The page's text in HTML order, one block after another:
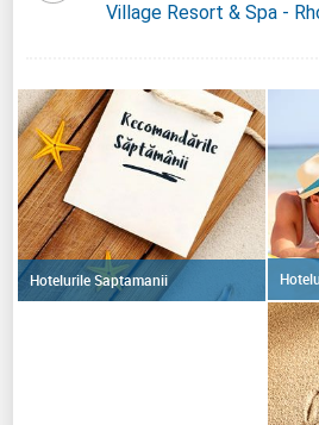
Village Resort & Spa -
Hotelurile Saptamanii